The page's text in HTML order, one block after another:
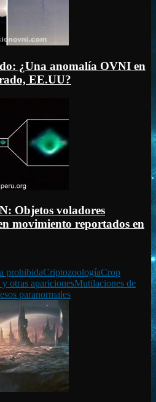
¿Una anomalía OVNI en
EE.UU?
Objetos voladores
movimiento reportados en
prohibidaCriptozoologíaCrop
y otras aparicionesMutilaciones de
paranormales